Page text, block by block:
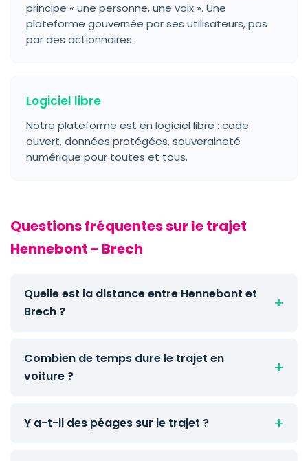
principe « une personne, une voix ». Une
plateforme gouvernée par ses utilisateurs, pas
par des actionnaires.
Logiciel libre
Notre plateforme est en logiciel libre : code
ouvert, données protégées, souveraineté
numérique pour toutes et tous.
Questions fréquentes sur le trajet
Hennebont - Brech
Quelle est la distance entre Hennebont et
Brech ?
Combien de temps dure le trajet en
voiture ?
Y a-t-il des péages sur le trajet ?